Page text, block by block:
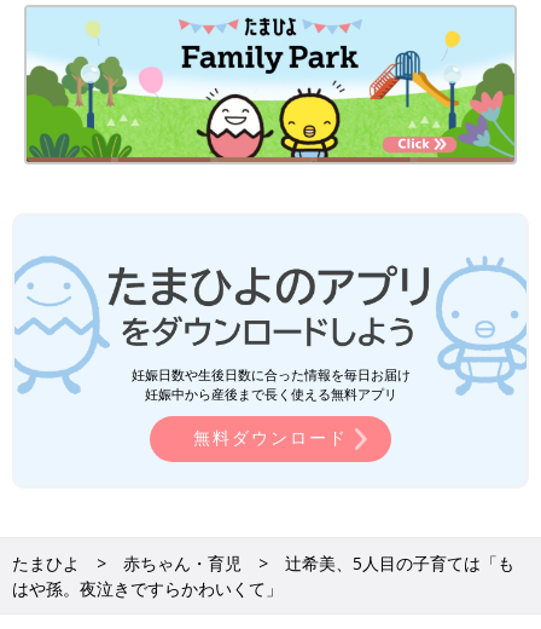
妊娠日数や生後日数に合った情報を毎日お届け
妊娠中から産後まで長く使える無料アプリ
無料ダウンロード
たまひよ 赤ちゃん・育児
辻希美、5人目の子育ては「も
はや孫。夜泣きですらかわいくて」